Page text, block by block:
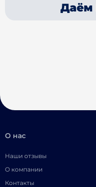
Даём
О нас
Наши отзывы
О компании
Контакты